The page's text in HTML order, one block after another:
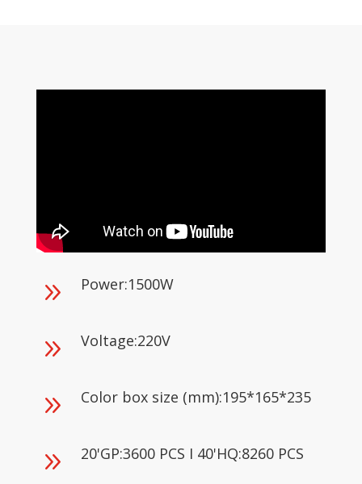
9 Power:1500W
9 Voltage:220V
9 Color box size (mm):195*165*235
9 20'GP:3600 PCS I 40'HQ:8260 PCS